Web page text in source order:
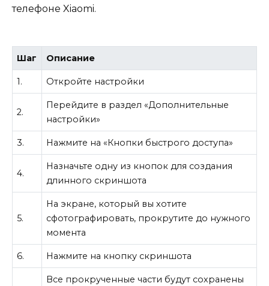
телефоне Xiaomi.
Шаг Описание
1. Откройте настройки
2.
Перейдите в раздел «Дополнительные
настройки»
3. Нажмите на «Кнопки быстрого доступа»
4.
Назначьте одну из кнопок для создания
длинного скриншота
5.
На экране, который вы хотите
сфотографировать, прокрутите до нужного
момента
6. Нажмите на кнопку скриншота
Все прокрученные части будут сохранены